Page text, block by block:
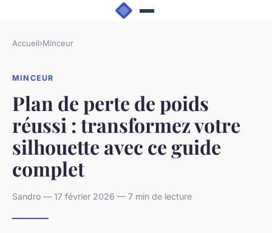
crucial de suivre un cadre structuré pour garantir
réaliste. Cela signifie déterminer non seulement la
raisonnable pour y parvenir. Un objectif précis aide
à maintenir la motivation et à ajuster les efforts au
fur et à mesure.
Un plan de perte de poids efficace s’appuie sur
progressivement des changements. Ensuite,